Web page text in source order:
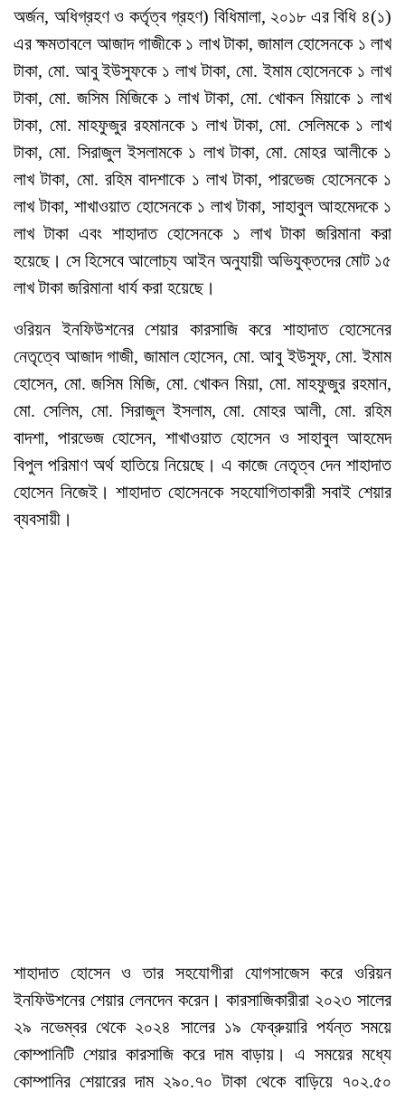
অর্জন, অধিগ্রহণ ও কর্তৃত্ব গ্রহণ) বিধিমালা, ২০১৮ এর বিধি ৪(১)
এর ক্ষমতাবলে আজাদ গাজীকে ১ লাখ টাকা, জামাল হোসেনকে ১ লাখ
টাকা, মো. আবু ইউসুফকে ১ লাখ টাকা, মো. ইমাম হোসেনকে ১ লাখ
টাকা, মো. জসিম মিজিকে ১ লাখ টাকা, মো. খোকন মিয়াকে ১ লাখ
টাকা, মো. মাহফুজুর রহমানকে ১ লাখ টাকা, মো. সেলিমকে ১ লাখ
টাকা, মো. সিরাজুল ইসলামকে ১ লাখ টাকা, মো. মোহর আলীকে ১
লাখ টাকা, মো. রহিম বাদশাকে ১ লাখ টাকা, পারভেজ হোসেনকে ১
লাখ টাকা, শাখাওয়াত হোসেনকে ১ লাখ টাকা, সাহাবুল আহমেদকে ১
লাখ টাকা এবং শাহাদাত হোসেনকে ১ লাখ টাকা জরিমানা করা
হয়েছে। সে হিসেবে আলোচ্য আইন অনুযায়ী অভিযুক্তদের মোট ১৫
লাখ টাকা জরিমানা ধার্য করা হয়েছে।
ওরিয়ন ইনফিউশনের শেয়ার কারসাজি করে শাহাদাত হোসেনের
নেতৃত্বে আজাদ গাজী, জামাল হোসেন, মো. আবু ইউসুফ, মো. ইমাম
হোসেন, মো. জসিম মিজি, মো. খোকন মিয়া, মো. মাহফুজুর রহমান,
মো. সেলিম, মো. সিরাজুল ইসলাম, মো. মোহর আলী, মো. রহিম
বাদশা, পারভেজ হোসেন, শাখাওয়াত হোসেন ও সাহাবুল আহমেদ
বিপুল পরিমাণ অর্থ হাতিয়ে নিয়েছে। এ কাজে নেতৃত্ব দেন শাহাদাত
হোসেন নিজেই। শাহাদাত হোসেনকে সহযোগিতাকারী সবাই শেয়ার
ব্যবসায়ী।
শাহাদাত হোসেন ও তার সহযোগীরা যোগসাজেস করে ওরিয়ন
ইনফিউশনের শেয়ার লেনদেন করেন। কারসাজিকারীরা ২০২৩ সালের
২৯ নভেম্বর থেকে ২০২৪ সালের ১৯ ফেব্রুয়ারি পর্যন্ত সময়ে
কোম্পানিটি শেয়ার কারসাজি করে দাম বাড়ায়। এ সময়ের মধ্যে
কোম্পানির শেয়ারের দাম ২৯০.৭০ টাকা থেকে বাড়িয়ে ৭০২.৫০